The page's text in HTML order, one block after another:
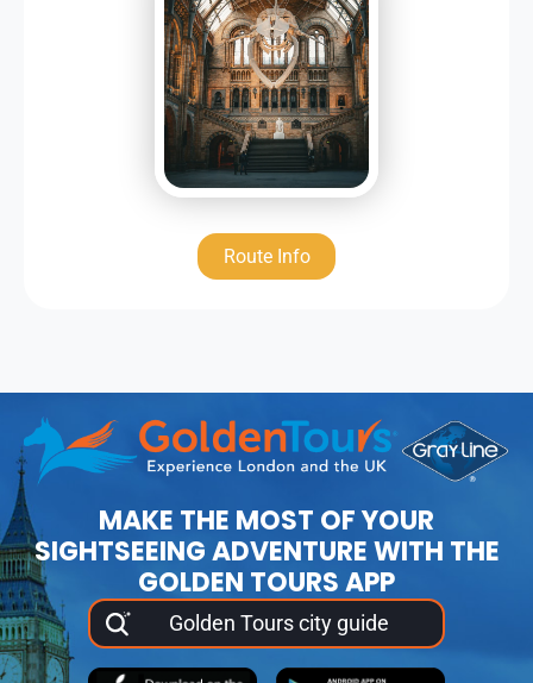
Route Info
MAKE THE MOST OF YOUR
SIGHTSEEING ADVENTURE WITH THE
GOLDEN TOURS APP
Golden Tours city guide